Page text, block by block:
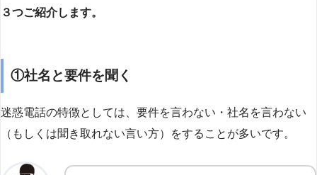
３つご紹介します。
①社名と要件を聞く
迷惑電話の特徴としては、要件を言わない・社名を言わない
（もしくは聞き取れない言い方）をすることが多いです。